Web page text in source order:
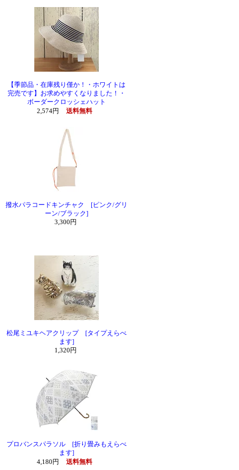
【季節品・在庫残り僅か！・ホワイトは
完売です】お求めやすくなりました！・
ボーダークロッシェハット
2,574円
送料無料
撥水パラコードキンチャク [ピンク/グリ
ーン/ブラック]
3,300円
松尾ミユキヘアクリップ [タイプえらべ
ます]
1,320円
プロバンスパラソル [折り畳みもえらべ
ます]
4,180円
送料無料